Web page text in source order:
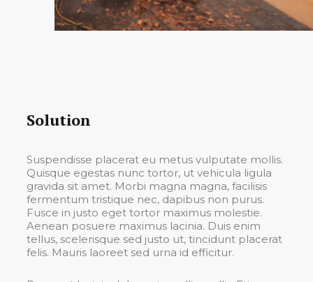
Solution
Suspendisse placerat eu metus vulputate mollis.
Quisque egestas nunc tortor, ut vehicula ligula
gravida sit amet. Morbi magna magna, facilisis
fermentum tristique nec, dapibus non purus.
Fusce in justo eget tortor maximus molestie.
Aenean posuere maximus lacinia. Duis enim
tellus, scelerisque sed justo ut, tincidunt placerat
felis. Mauris laoreet sed urna id efficitur.